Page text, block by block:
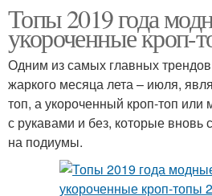
Топы 2019 года
укороченные кроп-
Одним из самых главных
жаркого месяца лета – июля,
топ, а укороченный кроп-топ или
с рукавами и без, которые вновь
на подиумы.